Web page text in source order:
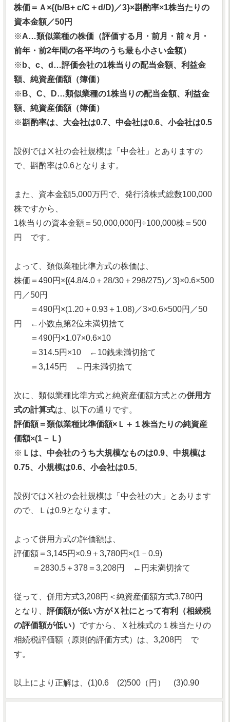
株価＝Ａ×{(b/B+ c/C＋d/D)／3}×斟酌率×1株当たりの
資本金額／50円
※A…類似業種の株価（評価する月・前月・前々月・
前年・前2年間の各平均のうち最も小さい金額）
※ b、c、d…評価会社の1株当りの配当金額、利益金
額、純資産価額（簿価）
※ B、C、D…類似業種の1株当りの配当金額、利益金
額、純資産価額（簿価）
※斟酌率は、大会社は0.7、中会社は0.6、小会社は0.5
設例ではⅩ社の会社規模は「中会社」とありますの
で、斟酌率は0.6となります。
また、資本金額5,000万円で、発行済株式総数100,000
株ですから、
1株当りの資本金額＝50,000,000円÷100,000株＝500
円 です。
よって、類似業種比準方式の株価は、
株価＝490円×{(4.8/4.0＋28/30＋298/275)／3}×0.6×500
円／50円
＝490円×(1.20＋0.93＋1.08)／3×0.6×500円／50
円 ←小数点第2位未満切捨て
＝490円×1.07×0.6×10
＝314.5円×10 ←10銭未満切捨て
＝3,145円 ←円未満切捨て
次に、類似業種比準方式と純資産価額方式との併用方
式の計算式は、以下の通りです。
評価額＝類似業種比準価額×Ｌ＋１株当たりの純資産
価額×(1－Ｌ)
※ Ｌは、中会社のうち大規模なものは0.9、中規模は
0.75、小規模は0.6、小会社は0.5。
設例ではⅩ社の会社規模は「中会社の大」とあります
ので、Ｌは0.9となります。
よって併用方式の評価額は、
評価額＝3,145円×0.9＋3,780円×(1－0.9)
＝2830.5＋378＝3,208円 ←円未満切捨て
従って、併用方式3,208円＜純資産価額方式3,780円
となり、 評価額が低い方がＸ社にとって有利（相続税
の評価額が低い） ですから、Ｘ社株式の１株当たりの
相続税評価額（原則的評価方式）は、3,208円 で
す。
以上により正解は、(1)0.6 (2)500（円） (3)0.90